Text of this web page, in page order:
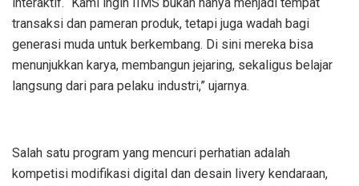
transaksi dan pameran produk, tetapi juga wadah bagi
generasi muda untuk berkembang. Di sini mereka bisa
menunjukkan karya, membangun jejaring, sekaligus belajar
langsung dari para pelaku industri,” ujarnya.
Salah satu program yang mencuri perhatian adalah
kompetisi modifikasi digital dan desain livery kendaraan,